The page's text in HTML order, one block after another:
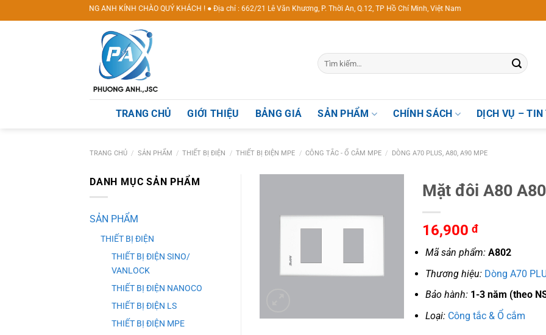
to
MẠI DVKT PHƯƠNG ANH KÍNH CHÀO QUÝ KHÁCH ! ● Địa chỉ : 662/21 Lê Văn Khương, P. Thời An, Q.12, TP Hồ Chí Minh, Việt Nam
TRANG CHỦ GIỚI THIỆU BẢNG GIÁ SẢN PHẨM CHÍNH SÁCH DỊCH VỤ – TIN
TRANG CHỦ / SẢN PHẨM / THIẾT BỊ ĐIỆN / THIẾT BỊ ĐIỆN MPE / CÔNG TẮC - Ổ CẮM MPE / DÒNG A70 PLUS, A80, A90 MPE
DANH MỤC SẢN PHẨM
SẢN PHẨM
THIẾT BỊ ĐIỆN
THIẾT BỊ ĐIỆN SINO/
VANLOCK
THIẾT BỊ ĐIỆN NANOCO
THIẾT BỊ ĐIỆN LS
THIẾT BỊ ĐIỆN MPE
Mặt đôi A80
16,900 đ
Mã sản phẩm:A802
Thương hiệu: Dòng A70
Bảo hành: 1-3 năm (theo
Loại: Công tắc & Ổ cắm